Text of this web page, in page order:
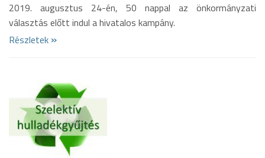
2019. augusztus 24-én, 50 nappal az önkormányzati
választás előtt indul a hivatalos kampány.
Részletek »